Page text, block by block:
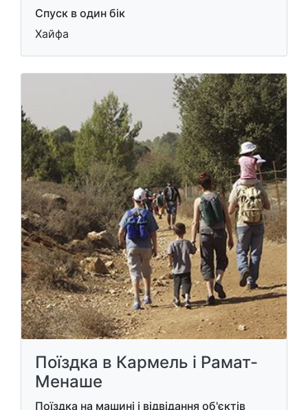
Спуск в один бік
Хайфа
Поїздка в Кармель і Рамат-
Менаше
Поїздка на машині і відвідання об'єктів